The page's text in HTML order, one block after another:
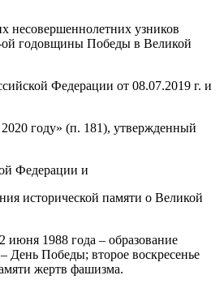
узников
ой годовщины Победы в Великой
Федерации от 08.07.2019 г. и
году» (п. 181), утвержденный
Федерации и
исторической памяти о Великой
1988 года – образование
Победы; второе воскресенье
жертв фашизма.